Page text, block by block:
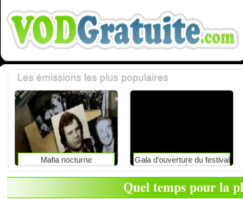
Mafia nocturne
Gala d'ouverture du festival
du rire de liège avec
caroline vigneaux: faut-il
toujours dire la vérité aux
enfants ?
Les émissions les plus populaires
Quel temps pour la